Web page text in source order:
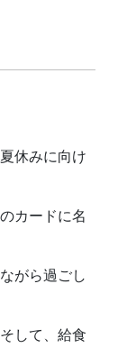
休みに向け
カードに名
がら過ごし
して、給食